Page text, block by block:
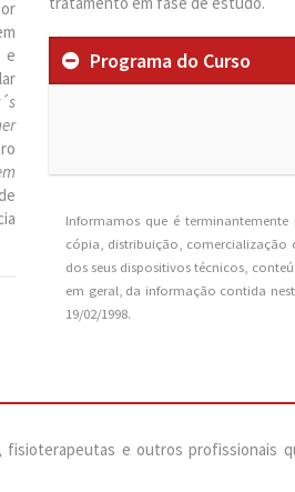
e
Programa do Curso
Informamos que é
cópia, distribuição,
dos seus dispositivos técnicos,
em geral, da informação contida
19/02/1998.
fisioterapeutas e outros profissionais